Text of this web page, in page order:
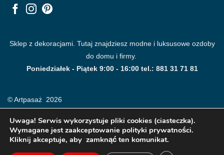
Sklep z dekoracjami. Tutaj znajdziesz modne i luksusowe ozdoby
do domu i firmy.
Poniedziałek - Piątek 9:00 - 16:00 tel.: 881 31 71 81
© Artpasaż 2026
Uwaga! Serwis wykorzystuje pliki cookies (ciasteczka).
Wymagane jest zaakceptowanie polityki prywatności.
Kliknij akceptuje, aby zamknąć ten komunikat.